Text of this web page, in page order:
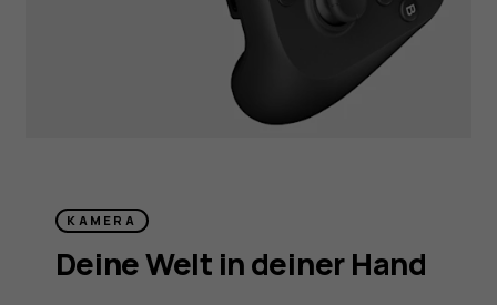
KAMERA
Deine Welt in deiner Hand